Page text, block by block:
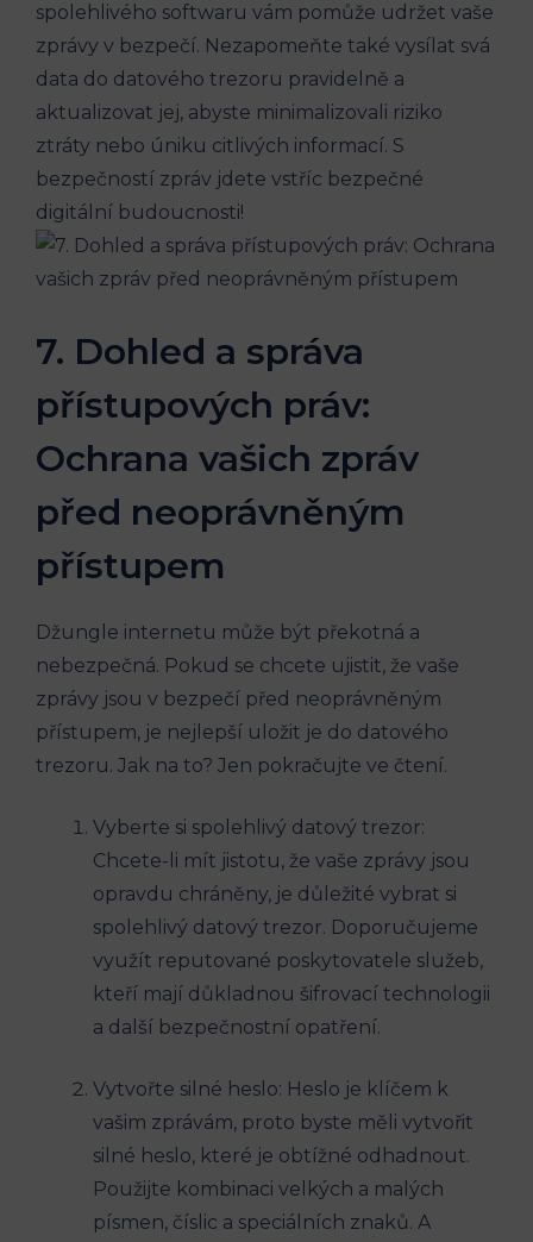
spolehlivého softwaru vám pomůže udržet vaše
zprávy v bezpečí. Nezapomeňte také vysílat svá
data do datového trezoru pravidelně a
aktualizovat jej, abyste minimalizovali riziko
ztráty nebo úniku citlivých informací. S
bezpečností zpráv jdete vstříc bezpečné
digitální budoucnosti!
7. Dohled a správa
přístupových práv:
Ochrana vašich zpráv
před neoprávněným
přístupem
Džungle internetu může být překotná a
nebezpečná. Pokud se chcete ujistit, že vaše
zprávy jsou v bezpečí před neoprávněným
přístupem, je nejlepší uložit je do datového
trezoru. Jak na to? Jen pokračujte ve čtení.
Vyberte si spolehlivý datový trezor:
Chcete-li mít jistotu, že vaše zprávy jsou
opravdu chráněny, je důležité vybrat si
spolehlivý datový trezor. Doporučujeme
využít reputované poskytovatele služeb,
kteří mají důkladnou šifrovací technologii
a další bezpečnostní opatření.
Vytvořte silné heslo: Heslo je klíčem k
vašim zprávám, proto byste měli vytvořit
silné heslo, které je obtížné odhadnout.
Použijte kombinaci velkých a malých
písmen, číslic a speciálních znaků. A